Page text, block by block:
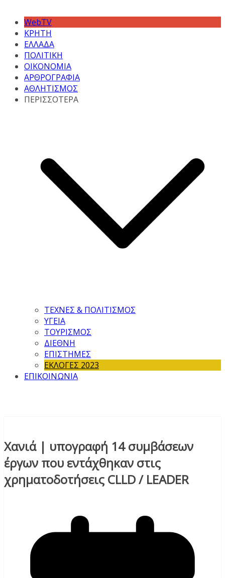
WebTV
ΚΡΗΤΗ
ΕΛΛΑΔΑ
ΠΟΛΙΤΙΚΗ
ΟΙΚΟΝΟΜΙΑ
ΑΡΘΡΟΓΡΑΦΙΑ
ΑΘΛΗΤΙΣΜΟΣ
ΠΕΡΙΣΣΟΤΕΡΑ
ΤΕΧΝΕΣ & ΠΟΛΙΤΙΣΜΟΣ
ΥΓΕΙΑ
ΤΟΥΡΙΣΜΟΣ
ΔΙΕΘΝΗ
ΕΠΙΣΤΗΜΕΣ
ΕΚΛΟΓΕΣ 2023
ΕΠΙΚΟΙΝΩΝΙΑ
Χανιά | υπογραφή 14 συμβάσεων
έργων που εντάχθηκαν στις
χρηματοδοτήσεις CLLD / LEADER